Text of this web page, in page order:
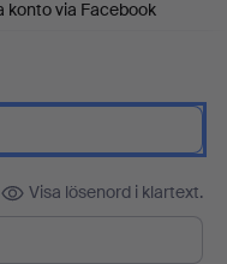
konto via Facebook
Visa lösenord i klartext.